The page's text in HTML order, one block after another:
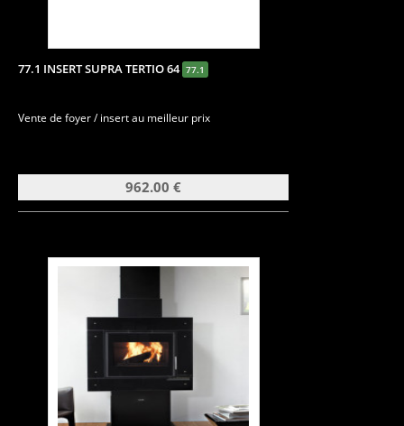
77.1 INSERT SUPRA TERTIO 64 77.1
Vente de foyer / insert au meilleur prix
962.00 €